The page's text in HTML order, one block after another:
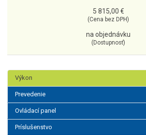
5 815,00 €
(Cena bez DPH)
na objednávku
(Dostupnosť)
Výkon
Prevedenie
Ovládací panel
Príslušenstvo